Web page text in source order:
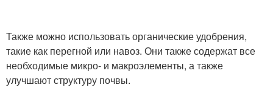
Также можно использовать органические удобрения,
такие как перегной или навоз. Они также содержат все
необходимые микро- и макроэлементы, а также
улучшают структуру почвы.